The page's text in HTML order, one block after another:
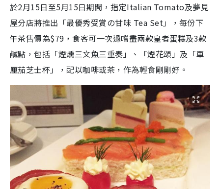
於2月15日至5月15日期間，指定Italian Tomato及夢見
屋分店將推出「最優秀受賞の甘味 Tea Set」，每份下
午茶售價為$79，食客可一次過嚐盡兩款皇者蛋糕及3款
鹹點，包括「煙燻三文魚三重奏」、「煙花頌」及「車
厘茄芝士杯」，配以咖啡或茶，作為輕食剛剛好。